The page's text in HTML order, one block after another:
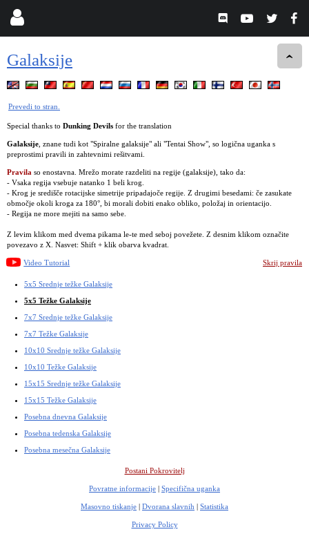
Galaksije
Prevedi to stran.
Special thanks to Dunking Devils for the translation
Galaksije , znane tudi kot "Spiralne galaksije" ali "Tentai Show", so logična uganka s
preprostimi pravili in zahtevnimi rešitvami.
Pravila so enostavna. Mrežo morate razdeliti na regije (galaksije), tako da:
- Vsaka regija vsebuje natanko 1 beli krog.
- Krog je središče rotacijske simetrije pripadajoče regije. Z drugimi besedami: če zasukate
območje okoli kroga za 180°, bi morali dobiti enako obliko, položaj in orientacijo.
- Regija ne more mejiti na samo sebe.
Z levim klikom med dvema pikama le-te med seboj povežete. Z desnim klikom označite
povezavo z X. Nasvet: Shift + klik obarva kvadrat.
Video Tutorial Skrij pravila
5x5 Srednje težke Galaksije
5x5 Težke Galaksije
7x7 Srednje težke Galaksije
7x7 Težke Galaksije
10x10 Srednje težke Galaksije
10x10 Težke Galaksije
15x15 Srednje težke Galaksije
15x15 Težke Galaksije
Posebna dnevna Galaksije
Posebna tedenska Galaksije
Posebna mesečna Galaksije
Postani Pokrovitelj
Povratne informacije | Specifična uganka
Masovno tiskanje | Dvorana slavnih | Statistika
Privacy Policy